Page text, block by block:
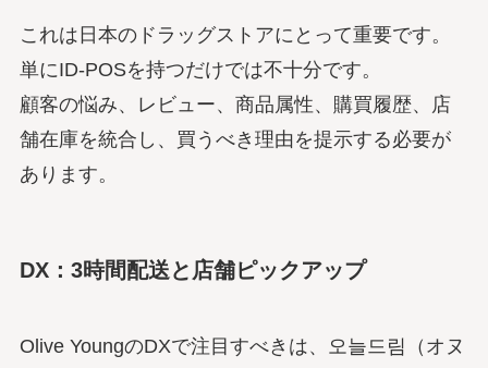
これは日本のドラッグストアにとって重要です。
単にID-POSを持つだけでは不十分です。
顧客の悩み、レビュー、商品属性、購買履歴、店
舗在庫を統合し、買うべき理由を提示する必要が
あります。
DX：3時間配送と店舗ピックアップ
Olive YoungのDXで注目すべきは、오늘드림（オヌ